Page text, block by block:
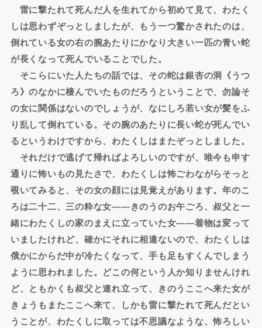
雷に撃たれて死んだ人を生れてから初めて見て、わたく
しは思わずぞっとしましたが、もう一つ驚かされたのは、
倒れている女の右の腕あたりにかなり大きい一匹の青い蛇
が長くなって死んでいることでした。
そこらにいた人たちの話では、その蛇は銀杏の洞《うつ
ろ》のなかに棲んでいたものだろうということで、勿論そ
の女に関係はないのでしょうが、なにしろ若い女が髪をふ
り乱して倒れている。その腕のあたりに長い蛇が死んでい
るというわけですから、わたくしはまたぞっとしました。
それだけで逃げて帰ればよろしいのですが、唯今も申す
通りに怖いもの見たさで、わたくしは怖ごわながらそっと
覗いてみると、その女の顔には見覚えがあります。年のこ
ろは二十二、三の粋な女――きのうのお午ごろ、叔父と一
緒にわたくしの家のまえに立っていた女――着物は変って
いましたけれど、確かにそれに相違ないので、わたくしは
俄かにからだ中が冷たくなって、手も足もすくんでしまう
ように思われました。どこの何という人か知りませんけれ
ど、ともかくも叔父と連れ立って、きのうここへ来た女が
きょうもまたここへ来て、しかも雷に撃たれて死んだとい
うことが、わたくしに取っては不思議なような、怖ろしい